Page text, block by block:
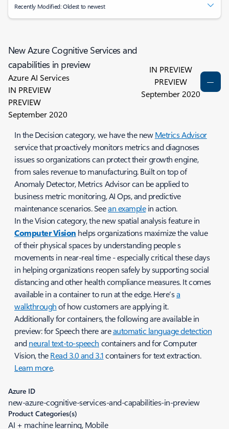
Recently Modified: Oldest to newest
New Azure Cognitive Services and
capabilities in preview
Azure AI Services
IN PREVIEW
PREVIEW
September 2020
IN PREVIEW
PREVIEW
September 2020
In the Decision category, we have the newMetrics Advisor
servicethat proactively monitors metrics and diagnoses
issues so organizations can protect their growth engine,
from sales revenue to manufacturing. Built on top of
Anomaly Detector, Metrics Advisor can be applied to
business metric monitoring, AI Ops, and predictive
maintenance scenarios. Seean examplein action.
In the Vision category, the new spatial analysis feature in
Computer Vision helps organizations maximize the value
of their physical spaces by understanding people s
movements in near-real time - especially critical these days
in helping organizations reopen safely by supporting social
distancing and other health compliance measures. It comes
available in a container to run at the edge. Here’sa
walkthroughof how customers are applying it.
Additionally for containers, the following are available in
preview: for Speech there areautomatic language detection
andneural text-to-speech containers and for Computer
Vision, theRead 3.0 and 3.1containers for text extraction.
Learn more.
Azure ID
new-azure-cognitive-services-and-capabilities-in-preview
Product Categories(s)
AI + machine learning, Mobile